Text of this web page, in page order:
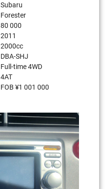
Subaru
Forester
80 000
2011
2000сс
DBA-SHJ
Full-time 4WD
4AT
FOB ¥1 001 000